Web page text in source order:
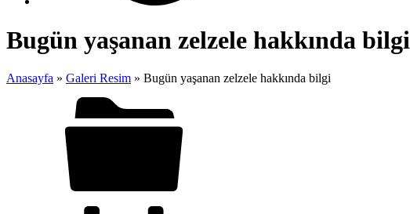
Bugün yaşanan zelzele hakkında bilgi
Anasayfa » Galeri Resim » Bugün yaşanan zelzele hakkında bilgi